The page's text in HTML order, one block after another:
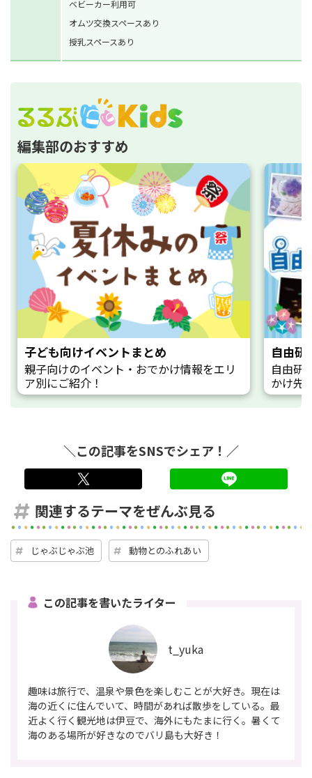
ベビーカー利用可
オムツ交換スペースあり
授乳スペースあり
編集部のおすすめ
子ども向けイベントまとめ
親子向けのイベント・おでかけ情報をエリ
ア別にご紹介！
自由研
自由研
かけ先
＼この記事をSNSでシェア！／
関連するテーマをぜんぶ見る
じゃぶじゃぶ池 動物とのふれあい
この記事を書いたライター
t_yuka
趣味は旅行で、温泉や景色を楽しむことが大好き。現在は
海の近くに住んでいて、時間があれば散歩をしている。最
近よく行く観光地は伊豆で、海外にもたまに行く。暑くて
海のある場所が好きなのでバリ島も大好き！